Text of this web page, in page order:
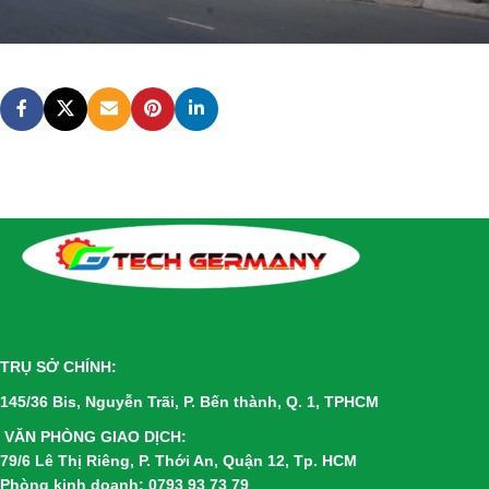
TRỤ SỞ CHÍNH:
145/36 Bis, Nguyễn Trãi, P. Bến thành, Q. 1, TPHCM
VĂN PHÒNG GIAO DỊCH:
79/6 Lê Thị Riêng, P. Thới An, Quận 12, Tp. HCM
Phòng kinh doanh: 0793 93 73 79